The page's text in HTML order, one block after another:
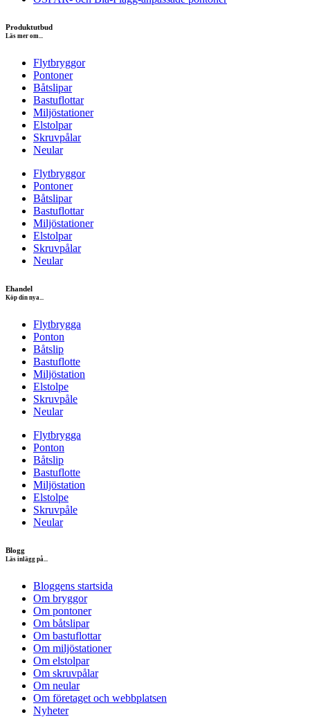
Produktutbud
Läs mer om...
Flytbryggor
Pontoner
Båtslipar
Bastuflottar
Miljöstationer
Elstolpar
Skruvpålar
Neular
Flytbryggor
Pontoner
Båtslipar
Bastuflottar
Miljöstationer
Elstolpar
Skruvpålar
Neular
Ehandel
Köp din nya...
Flytbrygga
Ponton
Båtslip
Bastuflotte
Miljöstation
Elstolpe
Skruvpåle
Neular
Flytbrygga
Ponton
Båtslip
Bastuflotte
Miljöstation
Elstolpe
Skruvpåle
Neular
Blogg
Läs inlägg på...
Bloggens startsida
Om bryggor
Om pontoner
Om båtslipar
Om bastuflottar
Om miljöstationer
Om elstolpar
Om skruvpålar
Om neular
Om företaget och webbplatsen
Nyheter